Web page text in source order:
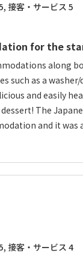
接客・サービス 5
for the
along
such as a
and easily
The
and it
接客・サービス 4